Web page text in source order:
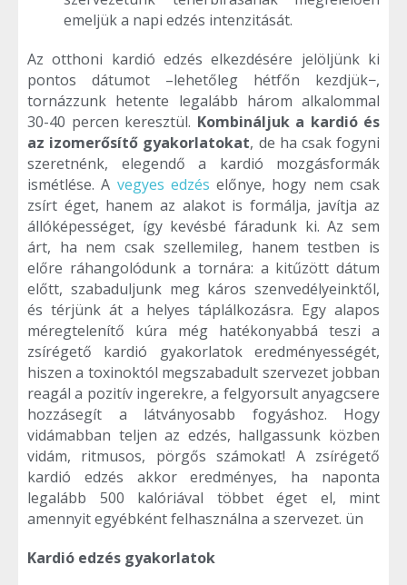
emeljük a napi edzés intenzitását.
Az otthoni kardió edzés elkezdésére jelöljünk ki
pontos dátumot –lehetőleg hétfőn kezdjük−,
tornázzunk hetente legalább három alkalommal
30-40 percen keresztül. Kombináljuk a kardió és
az izomerősítő gyakorlatokat, de ha csak fogyni
szeretnénk, elegendő a kardió mozgásformák
ismétlése. A vegyes edzés előnye, hogy nem csak
zsírt éget, hanem az alakot is formálja, javítja az
állóképességet, így kevésbé fáradunk ki. Az sem
árt, ha nem csak szellemileg, hanem testben is
előre ráhangolódunk a tornára: a kitűzött dátum
előtt, szabaduljunk meg káros szenvedélyeinktől,
és térjünk át a helyes táplálkozásra. Egy alapos
méregtelenítő kúra még hatékonyabbá teszi a
zsírégető kardió gyakorlatok eredményességét,
hiszen a toxinoktól megszabadult szervezet jobban
reagál a pozitív ingerekre, a felgyorsult anyagcsere
hozzásegít a látványosabb fogyáshoz. Hogy
vidámabban teljen az edzés, hallgassunk közben
vidám, ritmusos, pörgős számokat! A zsírégető
kardió edzés akkor eredményes, ha naponta
legalább 500 kalóriával többet éget el, mint
amennyit egyébként felhasználna a szervezet. ün
Kardió edzés gyakorlatok